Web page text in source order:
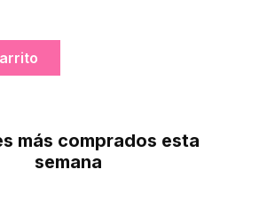
más comprados esta
semana